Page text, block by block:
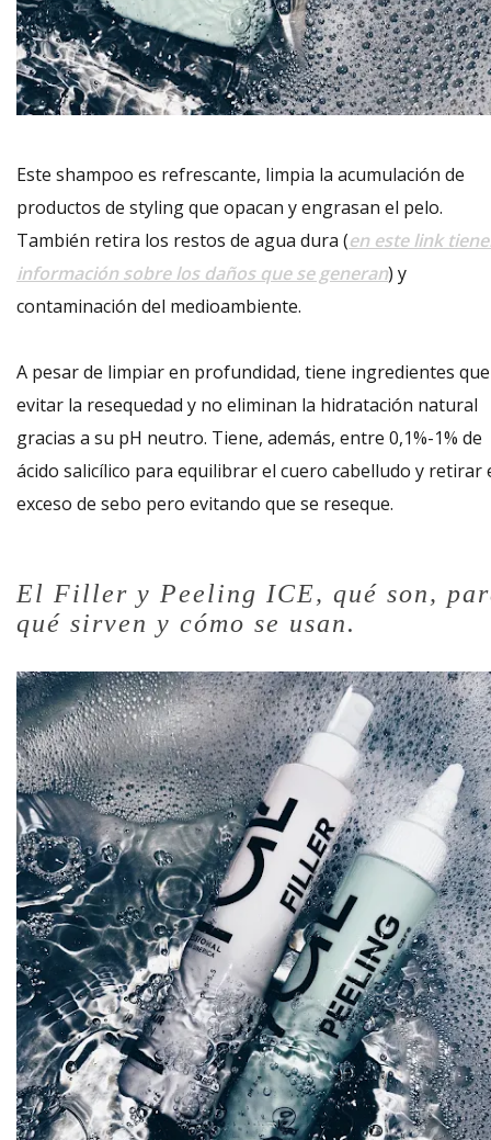
Este shampoo es refrescante, limpia la acumulación de
productos de styling que opacan y engrasan el pelo.
También retira los restos de agua dura (en este link
información sobre los daños que se generan) y
contaminación del medioambiente.
A pesar de limpiar en profundidad, tiene ingredientes que
evitar la resequedad y no eliminan la hidratación natural
gracias a su pH neutro. Tiene, además, entre 0,1%-1% de
ácido salicílico para equilibrar el cuero cabelludo y retirar
exceso de sebo pero evitando que se reseque.
El Filler y Peeling ICE, qué son,
qué sirven y cómo se usan.